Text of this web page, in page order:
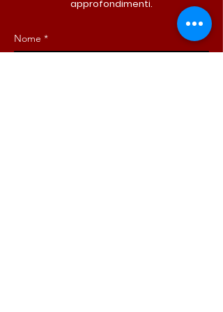
approfondimenti.
Nome *